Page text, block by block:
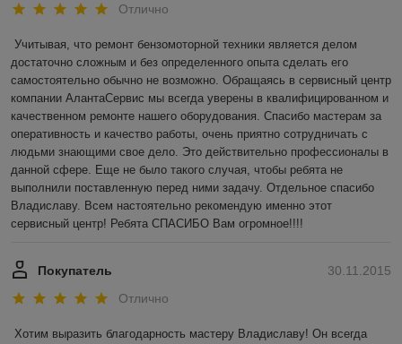
Отлично
Учитывая, что ремонт бензомоторной техники является делом
достаточно сложным и без определенного опыта сделать его
самостоятельно обычно не возможно. Обращаясь в сервисный центр
компании АлантаСервис мы всегда уверены в квалифицированном и
качественном ремонте нашего оборудования. Спасибо мастерам за
оперативность и качество работы, очень приятно сотрудничать с
людьми знающими свое дело. Это действительно профессионалы в
данной сфере. Еще не было такого случая, чтобы ребята не
выполнили поставленную перед ними задачу. Отдельное спасибо
Владиславу. Всем настоятельно рекомендую именно этот
сервисный центр! Ребята СПАСИБО Вам огромное!!!!
30.11.2015
Покупатель
Отлично
Хотим выразить благодарность мастеру Владиславу! Он всегда